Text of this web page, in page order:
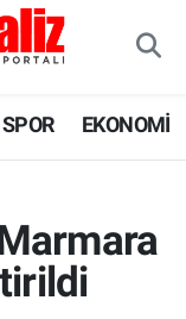
SPOR EKONOMİ